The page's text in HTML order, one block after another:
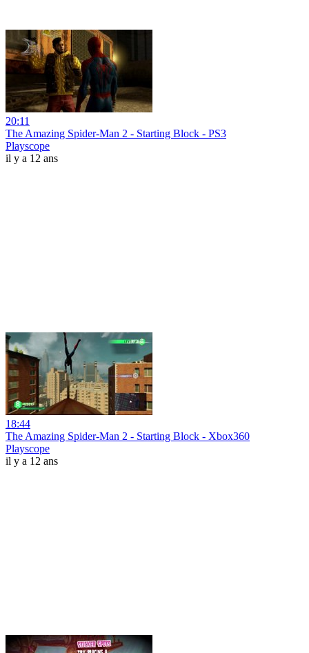
20:11
The Amazing Spider-Man 2 - Starting Block - PS3
Playscope
il y a 12 ans
18:44
The Amazing Spider-Man 2 - Starting Block - Xbox360
Playscope
il y a 12 ans